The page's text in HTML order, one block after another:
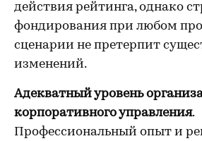
действия рейтинга, однако
фондирования при любом
сценарии не претерпит
изменений.
Адекватный уровень
корпоративного управления.
Профессиональный опыт и